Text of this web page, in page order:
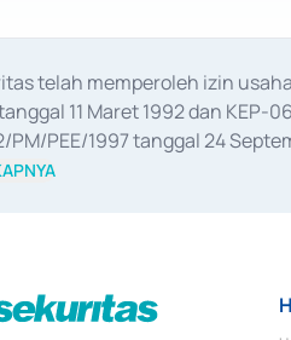
telah memperoleh izin
11 Maret 1992 dan
PM/PEE/1997 tanggal 24
divestasi, dan